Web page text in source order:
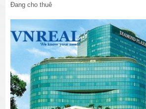
Đang cho thuê